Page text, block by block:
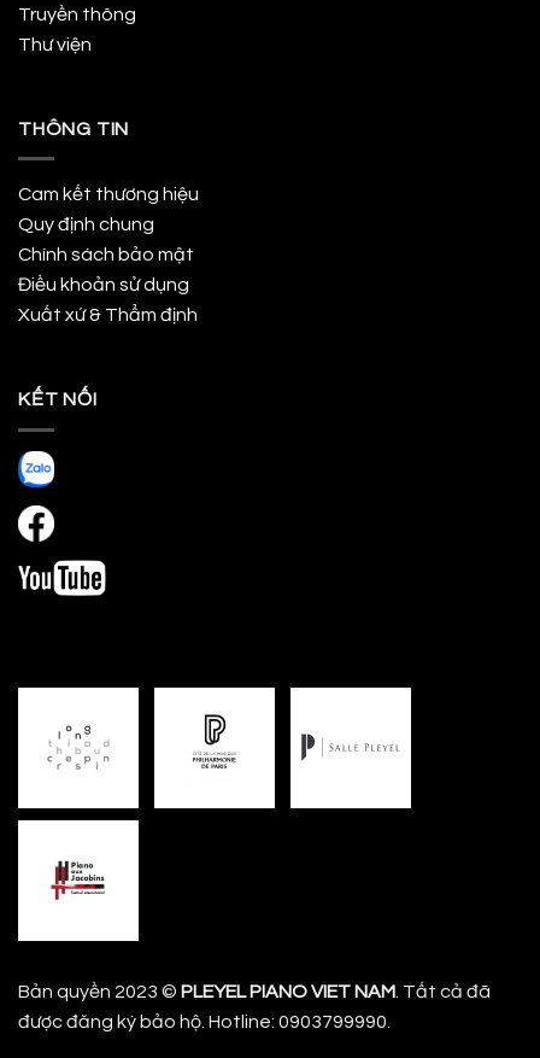
Truyền thông
Thư viện
THÔNG TIN
Cam kết thương hiệu
Quy định chung
Chính sách bảo mật
Điều khoản sử dụng
Xuất xứ & Thẩm định
KẾT NỐI
Bản quyền 2023 © PLEYEL PIANO VIET NAM. Tất cả đã
được đăng ký bảo hộ. Hotline: 0903799990.